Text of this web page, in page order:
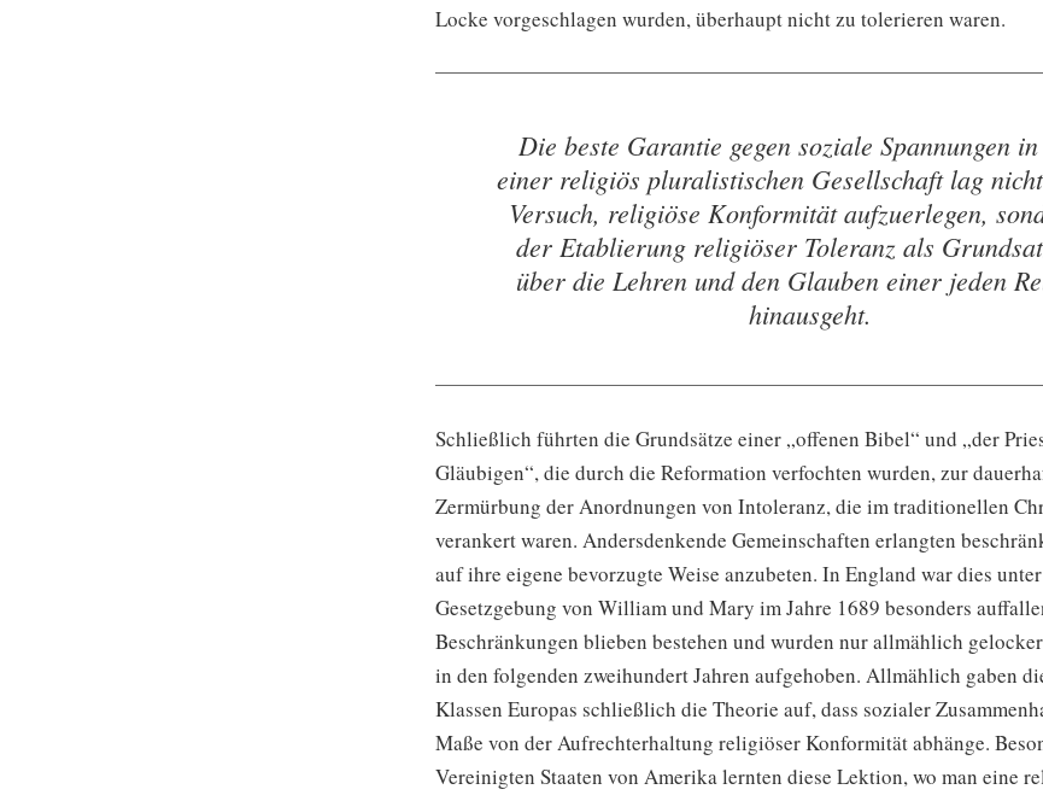
Locke vorgeschlagen wurden, überhaupt nicht zu tolerieren waren.
Die beste Garantie gegen soziale Spannungen
einer religiös pluralistischen Gesellschaft lag
Versuch, religiöse Konformität aufzuerlegen,
der Etablierung religiöser Toleranz als
über die Lehren und den Glauben einer jeden
hinausgeht.
Schließlich führten die Grundsätze einer „offenen Bibel“ und „der
Gläubigen“, die durch die Reformation verfochten wurden, zur
Zermürbung der Anordnungen von Intoleranz, die im traditionellen
verankert waren. Andersdenkende Gemeinschaften erlangten
auf ihre eigene bevorzugte Weise anzubeten. In England war dies
Gesetzgebung von William und Mary im Jahre 1689 besonders
Beschränkungen blieben bestehen und wurden nur allmählich
in den folgenden zweihundert Jahren aufgehoben. Allmählich gaben
Klassen Europas schließlich die Theorie auf, dass sozialer
Maße von der Aufrechterhaltung religiöser Konformität abhänge.
Vereinigten Staaten von Amerika lernten diese Lektion, wo man eine